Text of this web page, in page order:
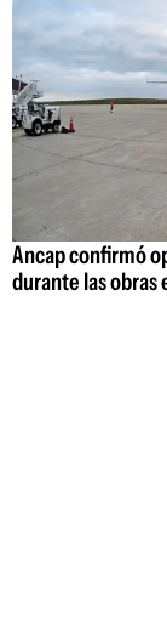
Ancap confirmó
durante las obras